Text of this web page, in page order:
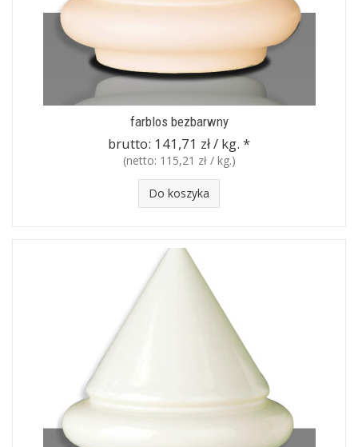
farblos bezbarwny
brutto: 141,71 zł / kg. *
(netto: 115,21 zł / kg.)
Do koszyka